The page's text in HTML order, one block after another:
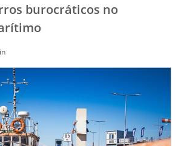
burocráticos no